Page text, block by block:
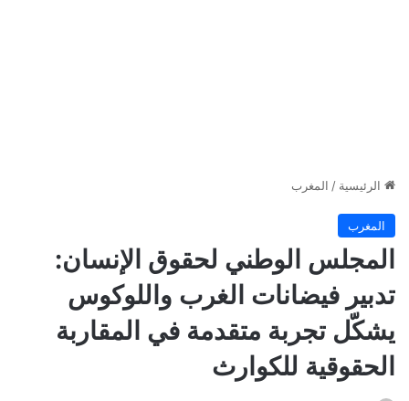
الرئيسية / المغرب
المغرب
المجلس الوطني لحقوق الإنسان:
تدبير فيضانات الغرب واللوكوس
يشكّل تجربة متقدمة في المقاربة
الحقوقية للكوارث